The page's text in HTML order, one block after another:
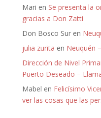
Mari en Se presenta la
gracias a Don Zatti
Don Bosco Suren
julia zurita en Neuquén
Dirección de Nivel
Puerto Deseado –
Mabel en Felicísimo
ver las cosas que las